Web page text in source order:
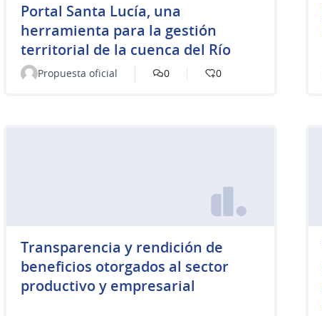
Portal Santa Lucía, una
herramienta para la gestión
territorial de la cuenca del Río
Propuesta oficial 0 0
Transparencia y rendición de
beneficios otorgados al sector
productivo y empresarial